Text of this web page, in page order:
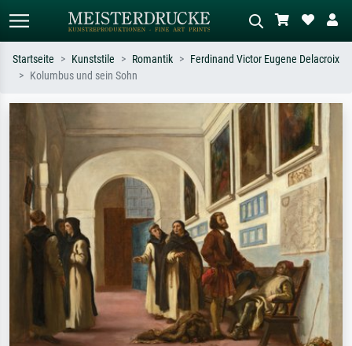
oder Stilen – z.B. Monet,
Sternennacht, Impressionismus, Welle
Hokusai, Akt.
Beschreiben Sie die Szene – z.B. Grüne
Wiese, Abstrakt mit viel Rot, Dunkles
Ölgemälde, Stehender Akt neben einem
Startseite Kunststile Romantik
Ferdinand Victor Eugene Delacroix
Kolumbus und sein Sohn